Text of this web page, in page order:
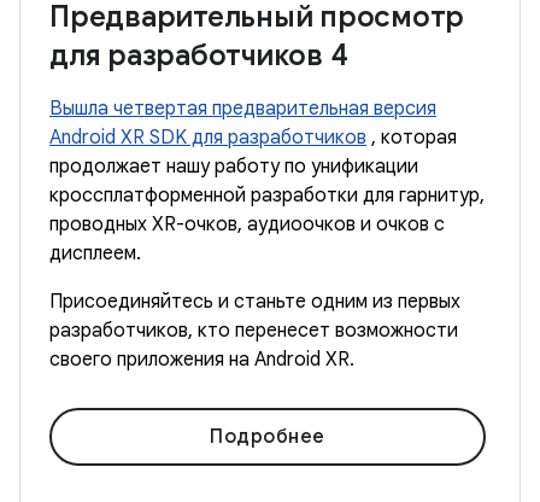
Предварительный просмотр
для разработчиков 4
Вышла четвертая предварительная версия
Android XR SDK для разработчиков , которая
продолжает нашу работу по унификации
кроссплатформенной разработки для гарнитур,
проводных XR-очков, аудиоочков и очков с
дисплеем.
Присоединяйтесь и станьте одним из первых
разработчиков, кто перенесет возможности
своего приложения на Android XR.
Подробнее